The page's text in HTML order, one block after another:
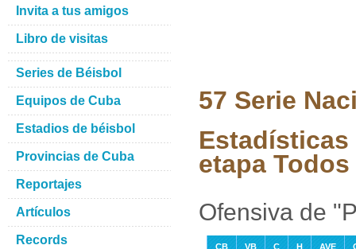
57 Serie
Estadísticas
etapa
Ofensiva de
CB VB C H AVE
Invita a tus amigos
Libro de visitas
Series de Béisbol
Equipos de Cuba
Estadios de béisbol
Provincias de Cuba
Reportajes
Artículos
Records